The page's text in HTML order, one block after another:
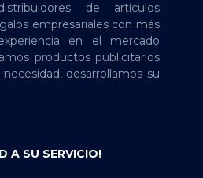
de artículos
empresariales con más
en el mercado
productos publicitarios
desarrollamos su
A SU SERVICIO!